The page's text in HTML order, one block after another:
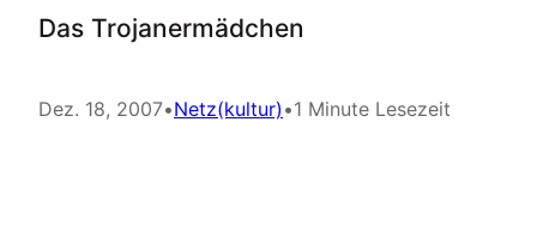
Das Trojanermädchen
Dez. 18, 2007•Netz(kultur) •1 Minute Lesezeit